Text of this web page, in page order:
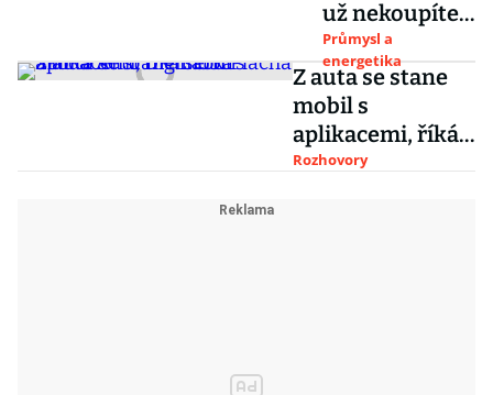
až jako
monstrum
Ferat
už nekoupíte.
Tata končí s
výrobou
modelu Nano,
neměl airbagy
ani radio
Průmysl a
energetika
Z auta se stane
mobil s
aplikacemi, říká
šéfka Škoda Auto
Rozhovory